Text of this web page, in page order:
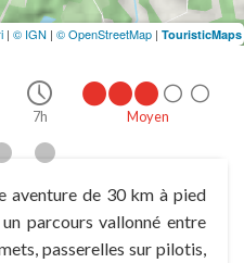
7h Moyen
aventure de 30 km à pied
parcours vallonné entre
passerelles sur pilotis,
| © IGN | © OpenStreetMap | TouristicMaps